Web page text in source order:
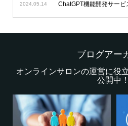
2024.05.14
ブログアー
オンラインサロンの運営に役
公開中！